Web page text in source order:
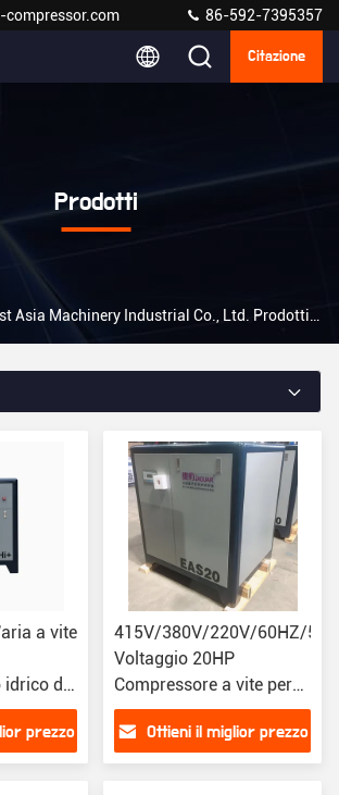
compressor.com 86-592-7395357
Citazione
Prodotti
Xiamen East Asia Machinery Industrial Co., Ltd. Prodotti Online
a vite
idrico da
1,6prezzo
415V/380V/220V/60HZ/
Voltaggio 20HP
Compressore a vite per
applicazioni industriali
Ottieni il miglior prezzo